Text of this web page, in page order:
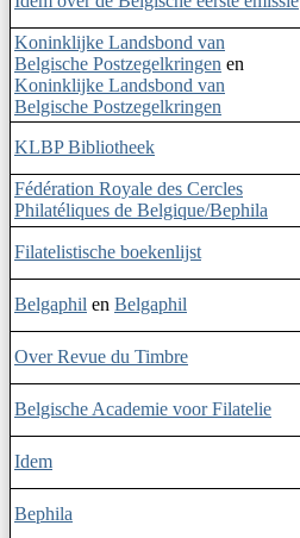
Koninklijke Landsbond van
Belgische Postzegelkringen en
Koninklijke Landsbond van
Belgische Postzegelkringen
KLBP Bibliotheek
Fédération Royale des Cercles
Philatéliques de Belgique/Bephila
Filatelistische boekenlijst
Belgaphil en Belgaphil
Over Revue du Timbre
Belgische Academie voor Filatelie
Idem
Bephila